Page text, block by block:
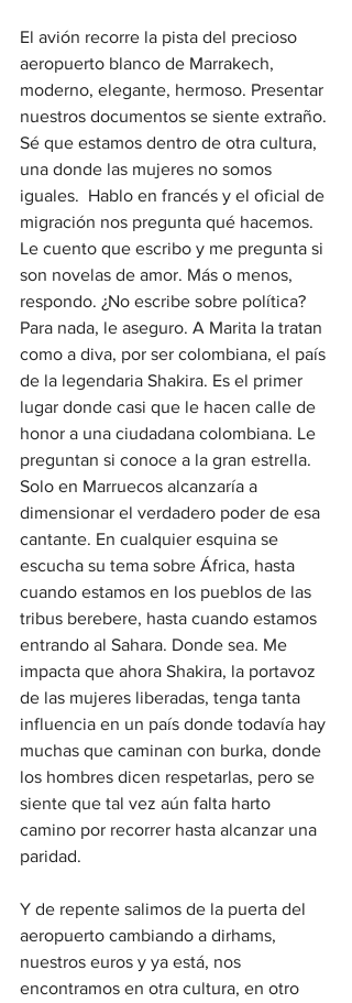
El avión recorre la pista del precioso
aeropuerto blanco de Marrakech,
moderno, elegante, hermoso. Presentar
nuestros documentos se siente extraño.
Sé que estamos dentro de otra cultura,
una donde las mujeres no somos
iguales.  Hablo en francés y el oficial de
migración nos pregunta qué hacemos.
Le cuento que escribo y me pregunta si
son novelas de amor. Más o menos,
respondo. ¿No escribe sobre política?
Para nada, le aseguro. A Marita la tratan
como a diva, por ser colombiana, el país
de la legendaria Shakira. Es el primer
lugar donde casi que le hacen calle de
honor a una ciudadana colombiana. Le
preguntan si conoce a la gran estrella.
Solo en Marruecos alcanzaría a
dimensionar el verdadero poder de esa
cantante. En cualquier esquina se
escucha su tema sobre África, hasta
cuando estamos en los pueblos de las
tribus berebere, hasta cuando estamos
entrando al Sahara. Donde sea. Me
impacta que ahora Shakira, la portavoz
de las mujeres liberadas, tenga tanta
influencia en un país donde todavía hay
muchas que caminan con burka, donde
los hombres dicen respetarlas, pero se
siente que tal vez aún falta harto
camino por recorrer hasta alcanzar una
paridad.
Y de repente salimos de la puerta del
aeropuerto cambiando a dirhams,
nuestros euros y ya está, nos
encontramos en otra cultura, en otro